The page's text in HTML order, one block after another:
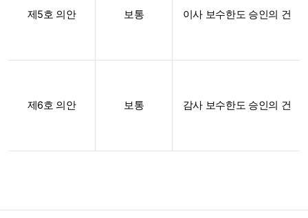
제5호 의안 보통 이사 보수한도 승인의 건
제6호 의안 보통 감사 보수한도 승인의 건